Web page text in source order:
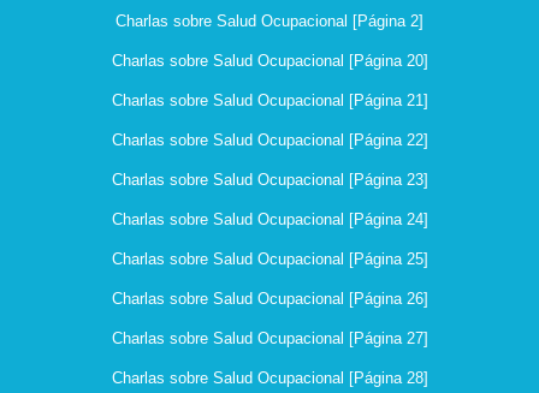
Charlas sobre Salud Ocupacional [Página 2]
Charlas sobre Salud Ocupacional [Página 20]
Charlas sobre Salud Ocupacional [Página 21]
Charlas sobre Salud Ocupacional [Página 22]
Charlas sobre Salud Ocupacional [Página 23]
Charlas sobre Salud Ocupacional [Página 24]
Charlas sobre Salud Ocupacional [Página 25]
Charlas sobre Salud Ocupacional [Página 26]
Charlas sobre Salud Ocupacional [Página 27]
Charlas sobre Salud Ocupacional [Página 28]